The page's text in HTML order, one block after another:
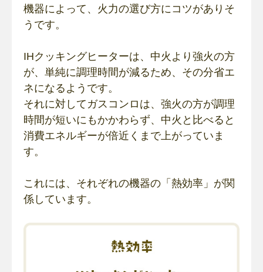
機器によって、火力の選び方にコツがありそ
うです。
IHクッキングヒーターは、中火より強火の方
が、単純に調理時間が減るため、その分省エ
ネになるようです。
それに対してガスコンロは、強火の方が調理
時間が短いにもかかわらず、中火と比べると
消費エネルギーが倍近くまで上がっていま
す。
これには、それぞれの機器の「熱効率」が関
係しています。